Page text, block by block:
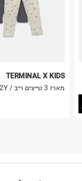
TERMINAL X KIDS
מארז 3 טייצים ריב / 0-2Y